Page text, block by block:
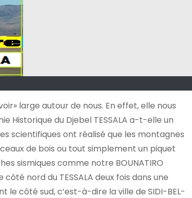
large autour de nous. En effet, elle nous
Historique du Djebel TESSALA a-t-elle un
scientifiques ont réalisé que les montagnes
de bois ou tout simplement un piquet
sismiques comme notre BOUNATIRO
nord du TESSALA deux fois dans une
côté sud, c’est-à-dire la ville de SIDI-BEL-